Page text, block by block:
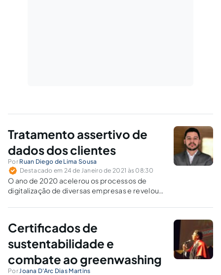
Tratamento assertivo de
dados dos clientes
Por Ruan Diego de Lima Sousa
Destacado em 24 de Janeiro de 2021 às 08:30
O ano de 2020 acelerou os processos de
digitalização de diversas empresas e revelou
trabalhar, e saber manejar quantidades
Certificados de
sustentabilidade e
combate ao greenwashing
Por Joana D'Arc Dias Martins